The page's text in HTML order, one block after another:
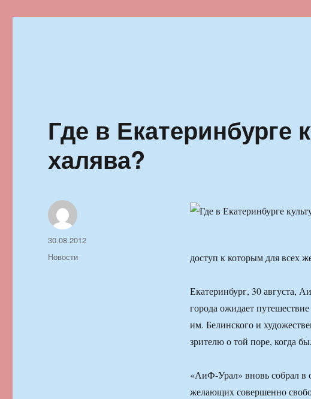
Где в Екатеринбурге
халява?
доступ к которым для всех
Екатеринбург, 30 августа,
города ожидает
им. Белинского и
зрителю о той поре, когда
«АиФ-Урал» вновь собрал в
желающих совершенно
Автор
Опубликовано
30.08.2012
Рубрики
Новости